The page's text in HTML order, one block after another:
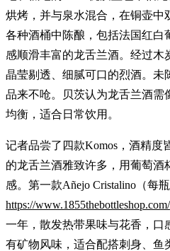
烘烤，并与泉水混合，在铜壶中
各种酒桶中陈酿，包括法国红白
感顺滑丰富的龙舌兰酒。经过木
晶莹剔透、细腻可口的烈酒。未
品来不呛。贝茨认为龙舌兰酒需
均衡，适合日常饮用。
记者品尝了四款Komos，酒精度
的龙舌兰酒雅致许多，用葡萄酒
感。第一款Añejo Cristalino（每瓶
https://www.1855thebottleshop.com/
一年，散发热带果味与花香，口
有矿物风味，适合配搭刺身、鱼